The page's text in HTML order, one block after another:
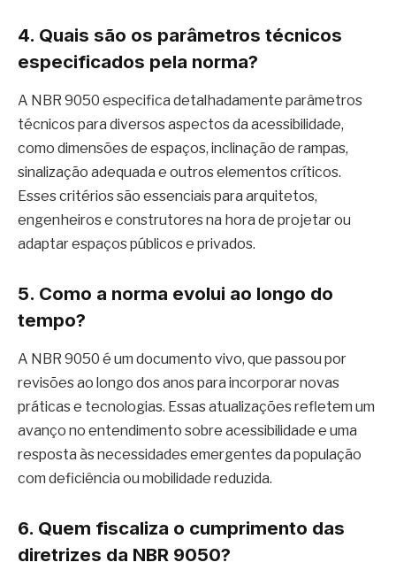
4. Quais são os parâmetros técnicos
especificados pela norma?
A NBR 9050 especifica detalhadamente parâmetros
técnicos para diversos aspectos da acessibilidade,
como dimensões de espaços, inclinação de rampas,
sinalização adequada e outros elementos críticos.
Esses critérios são essenciais para arquitetos,
engenheiros e construtores na hora de projetar ou
adaptar espaços públicos e privados.
5. Como a norma evolui ao longo do
tempo?
A NBR 9050 é um documento vivo, que passou por
revisões ao longo dos anos para incorporar novas
práticas e tecnologias. Essas atualizações refletem um
avanço no entendimento sobre acessibilidade e uma
resposta às necessidades emergentes da população
com deficiência ou mobilidade reduzida.
6. Quem fiscaliza o cumprimento das
diretrizes da NBR 9050?